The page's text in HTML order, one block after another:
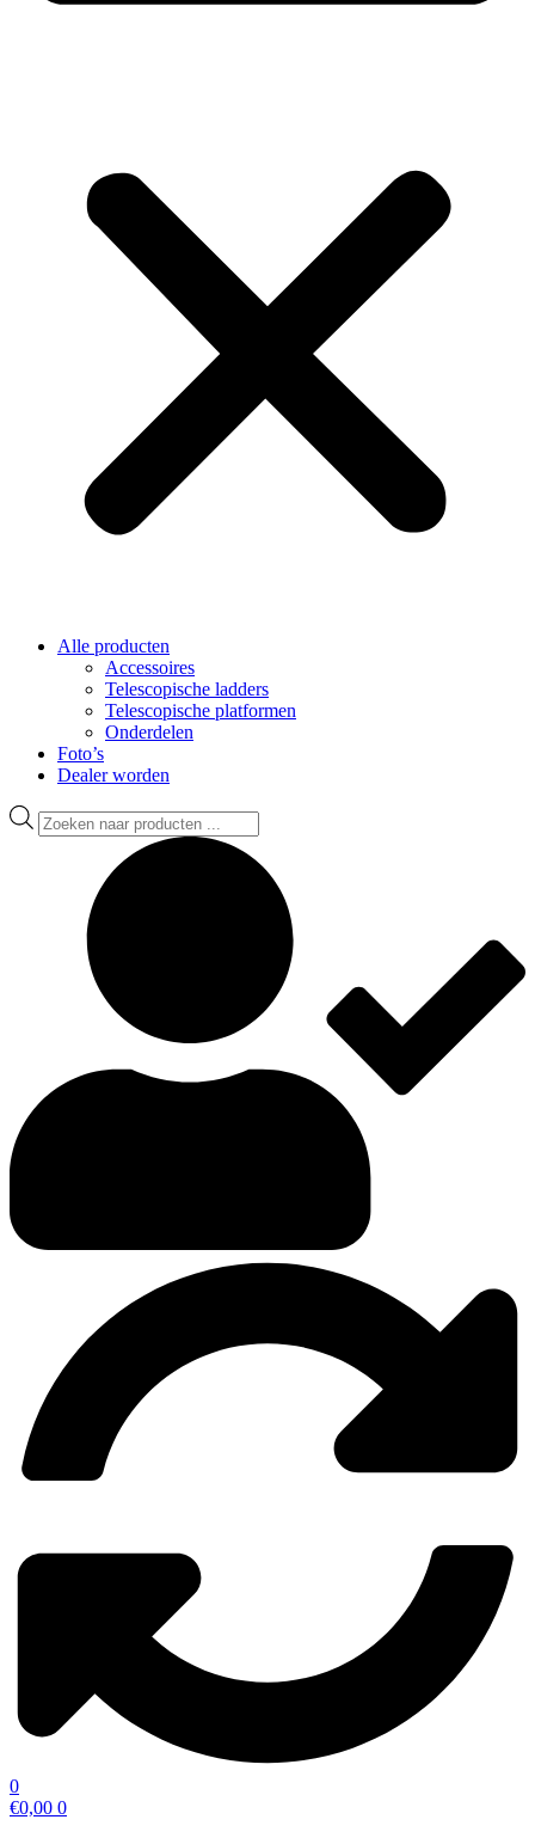
Alle producten
Accessoires
Telescopische ladders
Telescopische platformen
Onderdelen
Foto’s
Dealer worden
Producten
zoeken
0
€0,00 0